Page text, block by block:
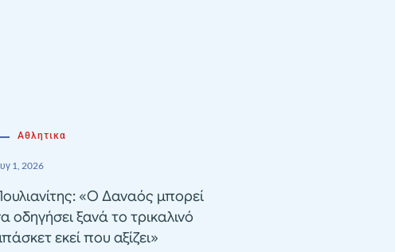
Αθλητικα
1, 2026
«Ο Δαναός μπορεί
οδηγήσει ξανά το τρικαλινό
εκεί που αξίζει»